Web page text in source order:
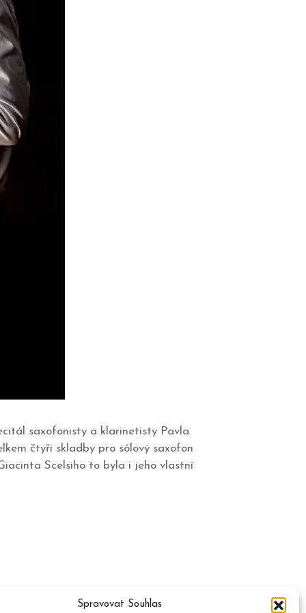
Spravovat Souhlas
saxofonisty a klarinetisty Pavla
čtyři skladby pro sólový saxofon
Scelsiho to byla i jeho vlastní